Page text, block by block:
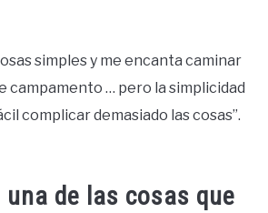
simples y me encanta caminar
campamento … pero la simplicidad
complicar demasiado las cosas”.
una de las cosas que